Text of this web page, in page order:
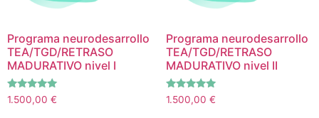
Programa neurodesarrollo
TEA/TGD/RETRASO
MADURATIVO nivel I
Valorado
con
1.500,00 €
Programa neurodesarrollo
TEA/TGD/RETRASO
MADURATIVO nivel II
Valorado
con
1.500,00 €